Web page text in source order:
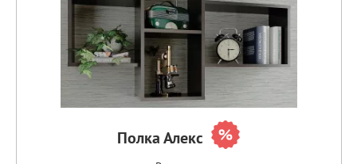
Полка Алекс